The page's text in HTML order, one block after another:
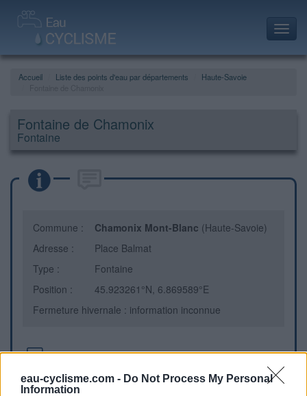
eau-cyclisme.com - Do Not Process My Personal
Information
Accueil Liste des points d'eau par départements
Haute-Savoie
Fontaine de Chamonix
Fontaine
Commune : Chamonix Mont-Blanc (Haute-Savoie)
Adresse :
Place Balmat
Type :
Fontaine
Position :
45.923261°N, 6.869589°E
Fermeture hivernale : information inconnue
Informations complémentaires
Ce point d'eau ce situe en centre-ville en face du casino et à